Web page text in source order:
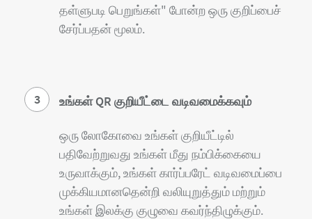
தள்ளுபடி பெறுங்கள்" போன்ற ஒரு குறிப்பைச்
சேர்ப்பதன் மூலம்.
3 உங்கள் QR குறியீட்டை வடிவமைக்கவும்
ஒரு லோகோவை உங்கள் குறியீட்டில்
பதிவேற்றுவது உங்கள் மீது நம்பிக்கையை
உருவாக்கும், உங்கள் கார்ப்பரேட் வடிவமைப்பை
முக்கியமானதென்றி வலியுறுத்தும் மற்றும்
உங்கள் இலக்கு குழுவை கவர்ந்திழுக்கும்.